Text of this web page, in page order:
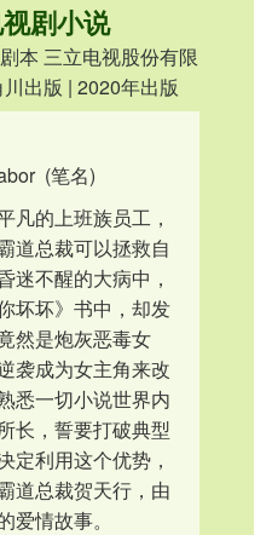
剧小说
本 三立电视股份有限
出版 | 2020年出版
(笔名)
凡的上班族员工，
道总裁可以拯救自
迷不醒的大病中，
坏坏》书中，却发
然是炮灰恶毒女
袭成为女主角来改
悉一切小说世界内
长，誓要打破典型
定利用这个优势，
道总裁贺天行，由
情故事。